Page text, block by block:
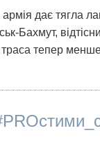
дає тягла
Бахмут,
тепер